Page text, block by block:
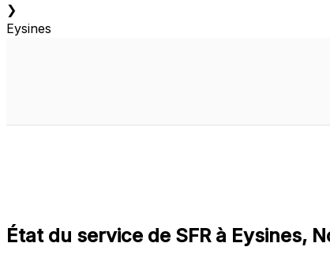
❯
Eysines
État du service de SFR à Eysines,